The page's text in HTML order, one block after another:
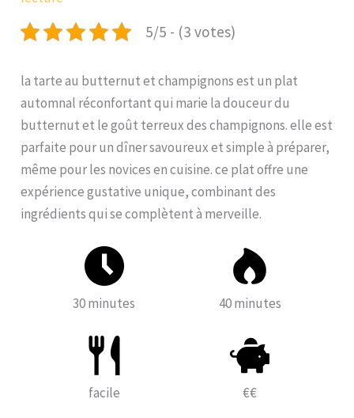
5/5 - (3 votes)
la tarte au butternut et champignons est un plat
automnal réconfortant qui marie la douceur du
butternut et le goût terreux des champignons. elle est
parfaite pour un dîner savoureux et simple à préparer,
même pour les novices en cuisine. ce plat offre une
expérience gustative unique, combinant des
ingrédients qui se complètent à merveille.
30 minutes 40 minutes
facile €€